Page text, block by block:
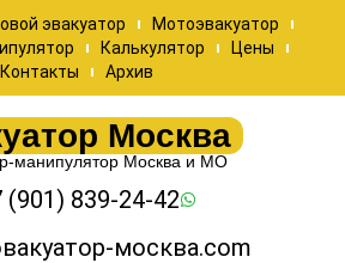
эвакуатор
Мотоэвакуатор
Калькулятор
Цены
Контакты
Архив
Москва
манипулятор Москва и МО
(901) 839-24-42
москва.com